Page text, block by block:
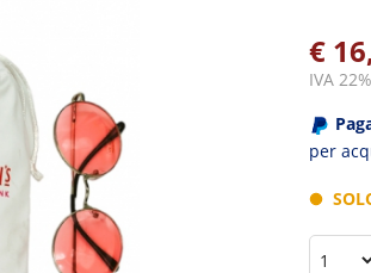
€
IVA
per